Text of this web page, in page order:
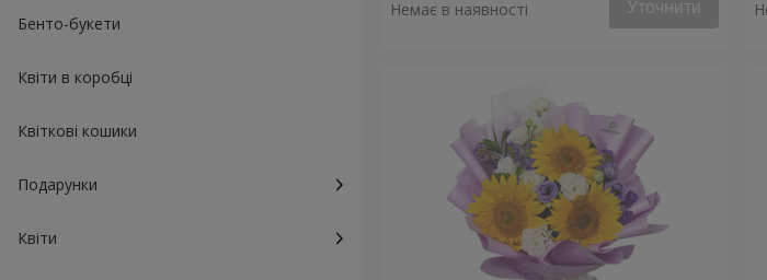
Бенто-букети
Квіти в коробці
Квіткові кошики
Подарунки
Квіти
Немає в наявності Уточнити